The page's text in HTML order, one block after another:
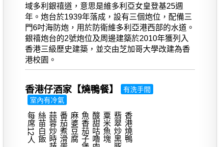
域多利銀禧道，意思是維多利亞女皇登基25週
年。炮台於1939年落成，設有三個炮位，配備三
門6吋海防炮，用於防衛維多利亞港西部的水道。
銀禧炮台的2號炮位及周邊建築於2010年獲列入
香港三級歷史建築，並交由芝加哥大學改建為香
港校園。
香港仔酒家【燒鴨餐】
有洗手間
室內有冷氣
粟米魚塊
酸甜咕嚕肉
魚香茄子煲
番茄煮滑蛋
蒜蓉炒時蔬
絲苗白飯
每席12人